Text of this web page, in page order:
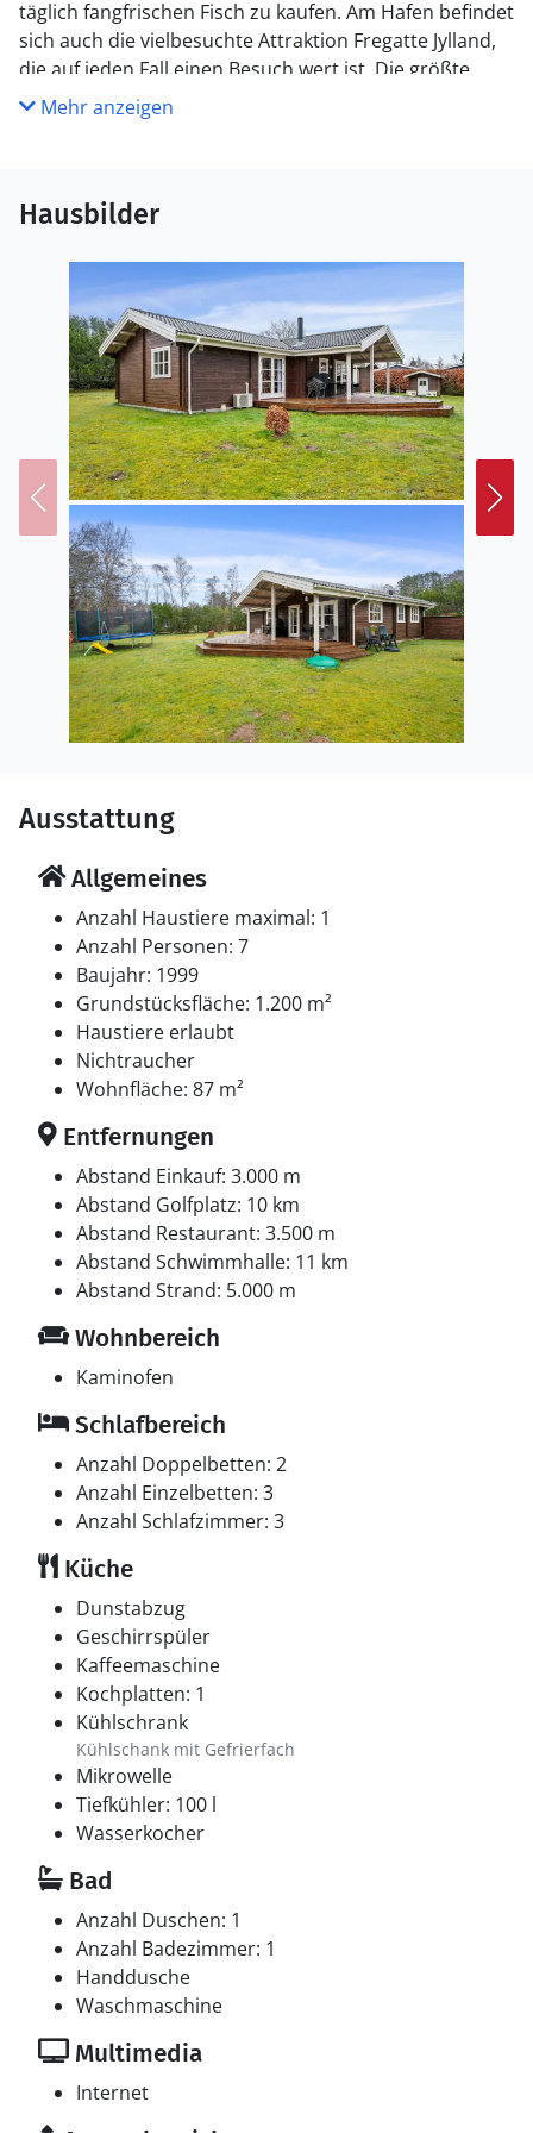
täglich fangfrischen Fisch zu kaufen. Am Hafen befindet
sich auch die vielbesuchte Attraktion Fregatte Jylland,
die auf jeden Fall einen Besuch wert ist. Die größte
Vergnügungspark Skandinaviens, Djurs Sommerland
liegt nur ca. eine halbe Autostunde vom Ferienhaus
Mehr anzeigen
Hausbilder
Ausstattung
Allgemeines
Anzahl Haustiere maximal: 1
Anzahl Personen: 7
Baujahr: 1999
Grundstücksfläche: 1.200 m²
Haustiere erlaubt
Nichtraucher
Wohnfläche: 87 m²
Entfernungen
Abstand Einkauf: 3.000 m
Abstand Golfplatz: 10 km
Abstand Restaurant: 3.500 m
Abstand Schwimmhalle: 11 km
Abstand Strand: 5.000 m
Wohnbereich
Kaminofen
Schlafbereich
Anzahl Doppelbetten: 2
Anzahl Einzelbetten: 3
Anzahl Schlafzimmer: 3
Küche
Dunstabzug
Geschirrspüler
Kaffeemaschine
Kochplatten: 1
Kühlschrank
Kühlschank mit Gefrierfach
Mikrowelle
Tiefkühler: 100 l
Wasserkocher
Bad
Anzahl Duschen: 1
Anzahl Badezimmer: 1
Handdusche
Waschmaschine
Multimedia
Internet